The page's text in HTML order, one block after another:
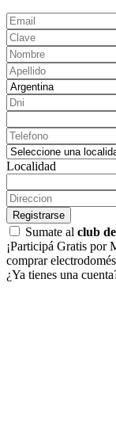
Localidad
Registrarse
Sumate al club
¡Participá Gratis por
comprar
¿Ya tienes una